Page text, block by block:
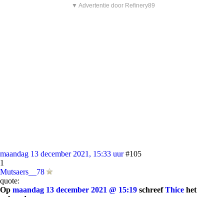
▼ Advertentie door Refinery89
maandag 13 december 2021, 15:33 uur #105
1
Mutsaers__78
quote:
Op maandag 13 december 2021 @ 15:19 schreefThice het